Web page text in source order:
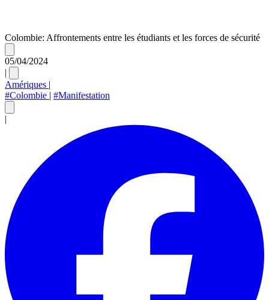
Colombie: Affrontements entre les étudiants et les forces de sécurité
05/04/2024
|
Amériques |
#Colombie | #Manifestation
|